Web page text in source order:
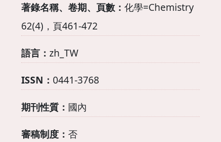
著錄名稱、卷期、頁數： 化學=Chemistry
62(4)，頁461-472
語言： zh_TW
ISSN： 0441-3768
期刊性質： 國內
審稿制度： 否